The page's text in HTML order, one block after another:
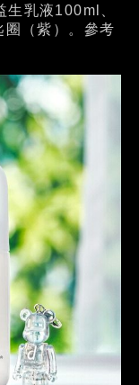
乳液100ml、
（紫）。參考